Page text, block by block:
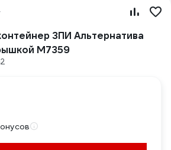
ЗПИ Альтернатива
М7359